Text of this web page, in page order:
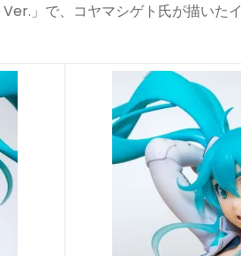
」で、コヤマシゲト氏が描いた